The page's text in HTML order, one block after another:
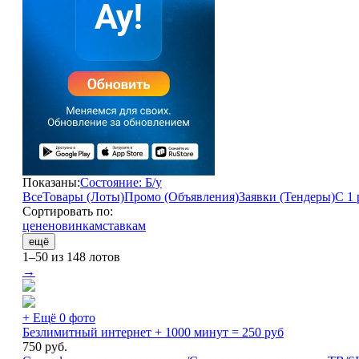
Показаны:Состояние: Б/у
ВсеТовары (Лоты)Промо (Объявления)Заявки (Тендеры)С 1
Сортировать по:
цененовинкамставкам
ещё
1–50 из 148 лотов
→
+ Ещё 0 фото
Безлимитный интернет + 1000 минут = 250 руб
750 руб.